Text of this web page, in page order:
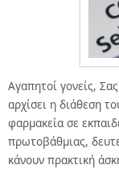
Αγαπητοί γονείς,
αρχίσει η διάθεση
φαρμακεία σε
πρωτοβάθμιας,
κάνουν πρακτική